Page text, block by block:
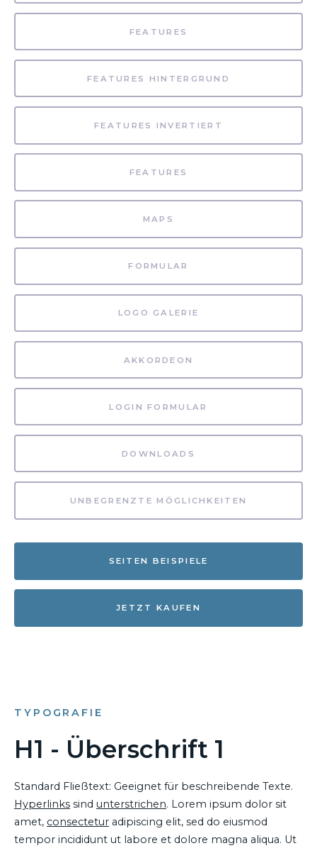
FEATURES
FEATURES HINTERGRUND
FEATURES INVERTIERT
FEATURES
MAPS
FORMULAR
LOGO GALERIE
AKKORDEON
LOGIN FORMULAR
DOWNLOADS
UNBEGRENZTE MÖGLICHKEITEN
SEITEN BEISPIELE
JETZT KAUFEN
TYPOGRAFIE
H1 - Überschrift 1
Standard Fließtext: Geeignet für beschreibende Texte.
Hyperlinks sind unterstrichen. Lorem ipsum dolor sit
amet, consectetur adipiscing elit, sed do eiusmod
tempor incididunt ut labore et dolore magna aliqua. Ut